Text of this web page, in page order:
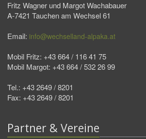
Fritz Wagner und Margot Wachabauer
A-7421 Tauchen am Wechsel 61
Email: info@wechselland-alpaka.at
Mobil Fritz: +43 664 / 116 41 75
Mobil Margot: +43 664 / 532 26 99
Tel.: +43 2649 / 8201
Fax: +43 2649 / 8201
Partner & Vereine